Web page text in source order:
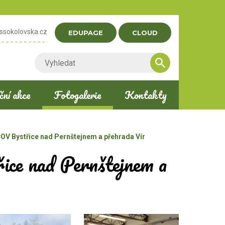
EDUPAGE CLOUD
akce Fotogalerie Kontakty
Bystřice nad Pernštejnem a přehrada Vír
nad Pernštejnem a